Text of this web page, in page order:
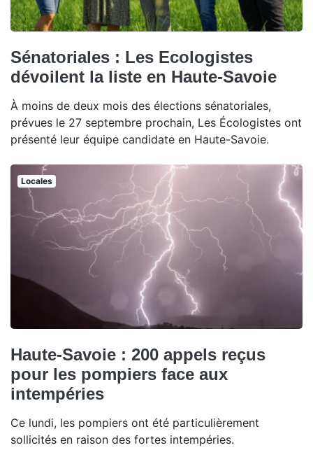
Sénatoriales : Les Ecologistes
dévoilent la liste en Haute-Savoie
À moins de deux mois des élections sénatoriales,
prévues le 27 septembre prochain, Les Écologistes ont
présenté leur équipe candidate en Haute-Savoie.
Locales
Haute-Savoie : 200 appels reçus
pour les pompiers face aux
intempéries
Ce lundi, les pompiers ont été particulièrement
sollicités en raison des fortes intempéries.